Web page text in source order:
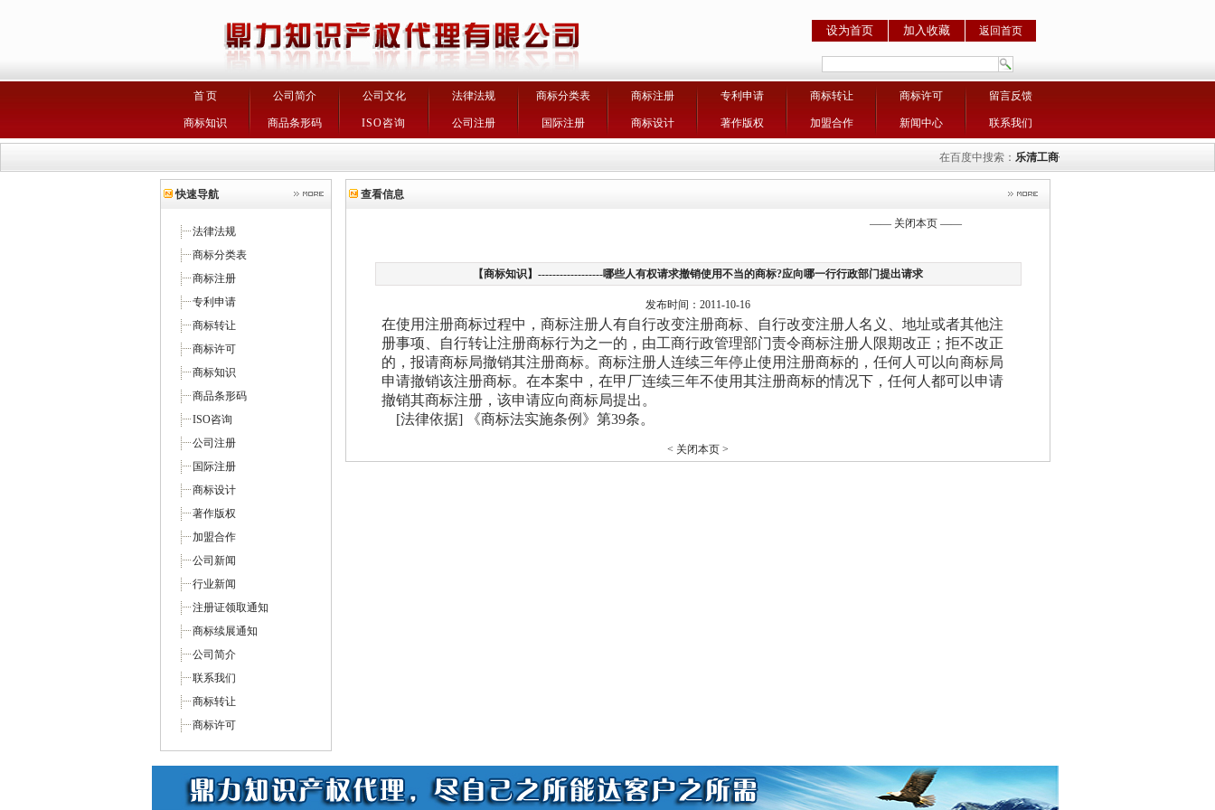
设为首页 加入收藏 返回首页
首 页 公司简介 公司文化 法律法规 商标分类表 商标注册 专利申请 商标转让 商标许可 留言反馈
商标知识 商品条形码 ISO咨询 公司注册 国际注册 商标设计 著作版权 加盟合作 新闻中心 联系我们
在百度中搜索：乐清工商代理
快速导航
法律法规
商标分类表
商标注册
专利申请
商标转让
商标许可
商标知识
商品条形码
ISO咨询
公司注册
国际注册
商标设计
著作版权
加盟合作
公司新闻
行业新闻
注册证领取通知
商标续展通知
公司简介
联系我们
商标转让
商标许可
查看信息
—— 关闭本页 ——
【商标知识】------------------哪些人有权请求撤销使用不当的商标?应向哪一行行政部门提出请求
发布时间：2011-10-16
在使用注册商标过程中，商标注册人有自行改变注册商标、自行改变注册人名义、地址或者其他注
册事项、自行转让注册商标行为之一的，由工商行政管理部门责令商标注册人限期改正；拒不改正
的，报请商标局撤销其注册商标。商标注册人连续三年停止使用注册商标的，任何人可以向商标局
申请撤销该注册商标。在本案中，在甲厂连续三年不使用其注册商标的情况下，任何人都可以申请
撤销其商标注册，该申请应向商标局提出。
[法律依据] 《商标法实施条例》第39条。
< 关闭本页 >